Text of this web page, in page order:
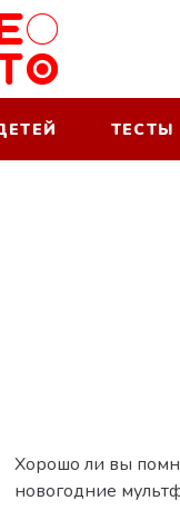
Хорошо ли вы
новогодние